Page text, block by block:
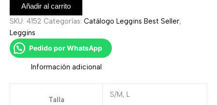
Añadir al carrito
SKU: 4152 Categorías: Catálogo Leggins Best Seller,
Leggins
Pedido por WhatsApp
Información adicional
Talla
S/M, L